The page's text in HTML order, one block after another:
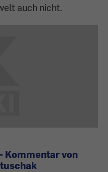
auch nicht.
Kommentar von